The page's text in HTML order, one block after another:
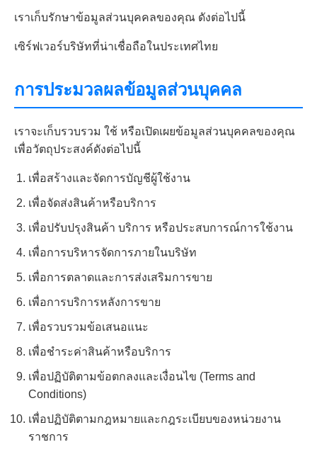
เราเก็บรักษาข้อมูลส่วนบุคคลของคุณ ดังต่อไปนี้
เซิร์ฟเวอร์บริษัทที่น่าเชื่อถือในประเทศไทย
การประมวลผลข้อมูลส่วนบุคคล
เราจะเก็บรวบรวม ใช้ หรือเปิดเผยข้อมูลส่วนบุคคลของคุณ
เพื่อวัตถุประสงค์ดังต่อไปนี้
เพื่อสร้างและจัดการบัญชีผู้ใช้งาน
เพื่อจัดส่งสินค้าหรือบริการ
เพื่อปรับปรุงสินค้า บริการ หรือประสบการณ์การใช้งาน
เพื่อการบริหารจัดการภายในบริษัท
เพื่อการตลาดและการส่งเสริมการขาย
เพื่อการบริการหลังการขาย
เพื่อรวบรวมข้อเสนอแนะ
เพื่อชำระค่าสินค้าหรือบริการ
เพื่อปฏิบัติตามข้อตกลงและเงื่อนไข (Terms and
Conditions)
เพื่อปฏิบัติตามกฎหมายและกฎระเบียบของหน่วยงาน
ราชการ